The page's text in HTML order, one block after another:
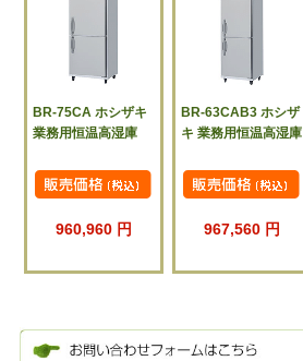
BR-75CA ホシザキ
業務用恒温高湿庫
960,960 円
BR-63CAB3 ホシザ
キ 業務用恒温高湿庫
967,560 円